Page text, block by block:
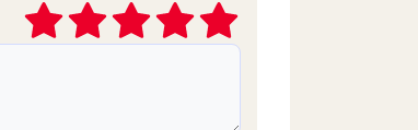
2025-03-17